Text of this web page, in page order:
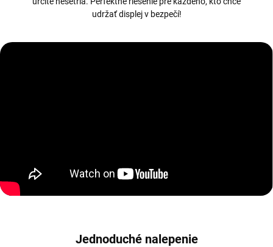
udržať displej v bezpečí!
Jednoduché nalepenie